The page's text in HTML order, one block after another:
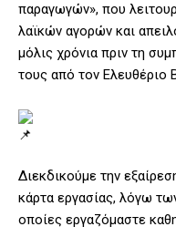
παραγωγών», που
λαϊκών αγορών και
μόλις χρόνια πριν τη
τους από τον Ελευθέριο
Διεκδικούμε την
κάρτα εργασίας, λόγω
οποίες εργαζόμαστε